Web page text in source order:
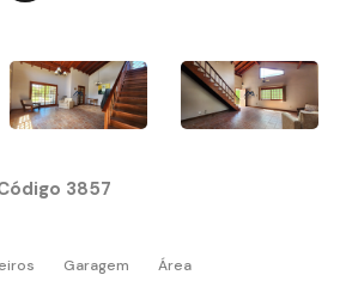
3857
Garagem
Área